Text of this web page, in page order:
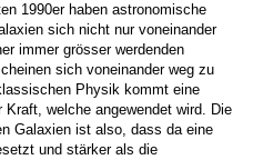
1990er haben astronomische
sich nicht nur voneinander
immer grösser werdenden
sich voneinander weg zu
Physik kommt eine
welche angewendet wird. Die
Galaxien ist also, dass da eine
und stärker als die